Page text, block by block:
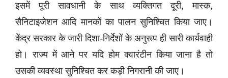
इसमें पूरी सावधानी के साथ व्यक्तिगत दूरी, मास्क,
सैनिटाइजेशन आदि मानकों का पालन सुनिश्चित किया जाए।
केंद्र सरकार के जारी दिशा-निर्देशों के अनुरूप ही सारी कार्यवाही
हो। राज्य में आने पर यदि होम क्वारंटीन किया जाना है तो
उसकी व्यवस्था सुनिश्चित कर कड़ी निगरानी की जाए।